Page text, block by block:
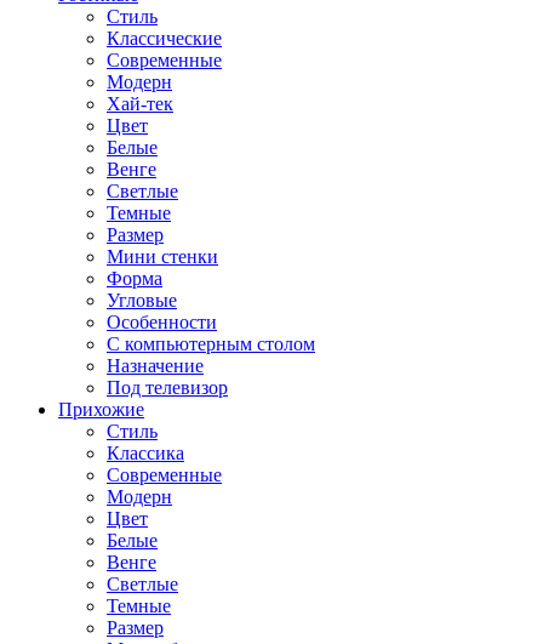
Стиль
Классические
Современные
Модерн
Хай-тек
Цвет
Белые
Венге
Светлые
Темные
Размер
Мини стенки
Форма
Угловые
Особенности
С компьютерным столом
Назначение
Под телевизор
Прихожие
Стиль
Классика
Современные
Модерн
Цвет
Белые
Венге
Светлые
Темные
Размер